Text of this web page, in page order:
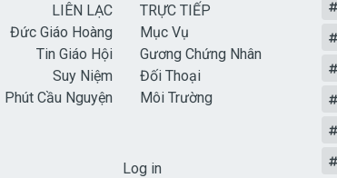
LIÊN LẠC
Đức Giáo Hoàng
Tin Giáo Hội
Suy Niệm
Phút Cầu Nguyện
TRỰC TIẾP
Mục Vụ
Gương Chứng Nhân
Đối Thoại
Môi Trường
Log in